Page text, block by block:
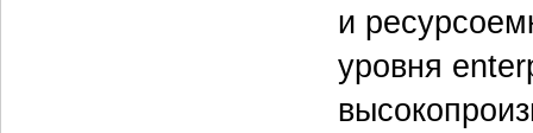
и
уровня